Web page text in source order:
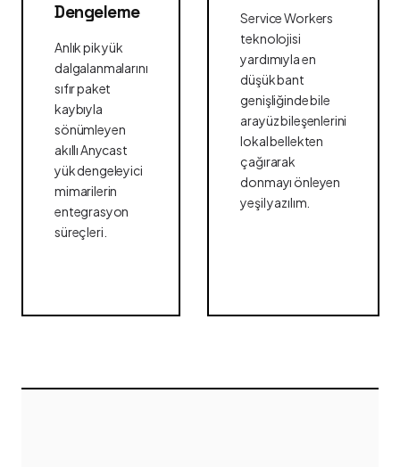
Dengeleme
Anlık pik yük
dalgalanmalarını
sıfır paket
kaybıyla
sönümleyen
akıllı Anycast
yük dengeleyici
mimarilerin
entegrasyon
süreçleri.
Service Workers
teknolojisi
yardımıyla en
düşük bant
genişliğinde bile
arayüz bileşenlerini
lokal bellekten
çağırarak
donmayı önleyen
yeşil yazılım.